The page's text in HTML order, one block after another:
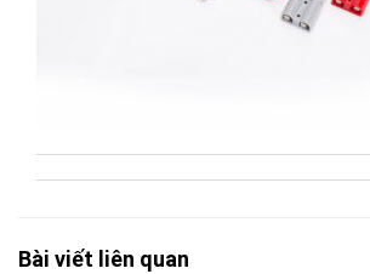
Bài viết liên quan